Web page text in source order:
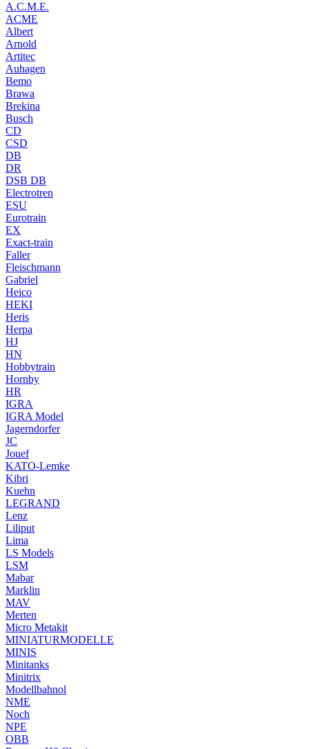
A.C.M.E.
ACME
Albert
Arnold
Artitec
Auhagen
Bemo
Brawa
Brekina
Busch
CD
CSD
DB
DR
DSB DB
Electrotren
ESU
Eurotrain
EX
Exact-train
Faller
Fleischmann
Gabriel
Heico
HEKI
Heris
Herpa
HJ
HN
Hobbytrain
Hornby
HR
IGRA
IGRA Model
Jagerndorfer
JC
Jouef
KATO-Lemke
Kibri
Kuehn
LEGRAND
Lenz
Liliput
Lima
LS Models
LSM
Mabar
Marklin
MAV
Merten
Micro Metakit
MINIATURMODELLE
MINIS
Minitanks
Minitrix
Modellbahnol
NME
Noch
NPE
OBB